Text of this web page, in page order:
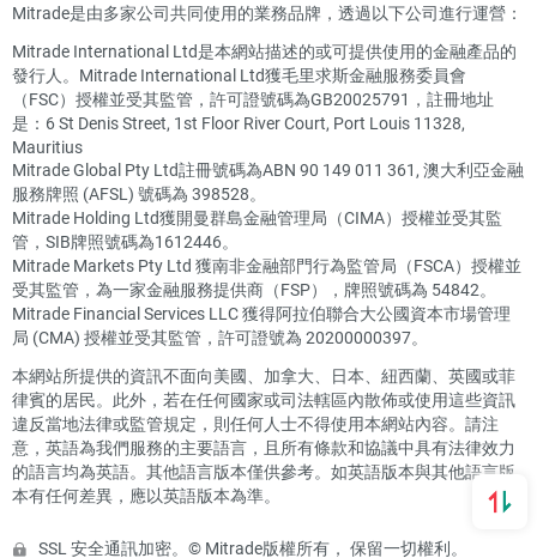
Mitrade是由多家公司共同使用的業務品牌，透過以下公司進行運營：
Mitrade International Ltd是本網站描述的或可提供使用的金融產品的
發行人。Mitrade International Ltd獲毛里求斯金融服務委員會
（FSC）授權並受其監管，許可證號碼為GB20025791，註冊地址
是：6 St Denis Street, 1st Floor River Court, Port Louis 11328,
Mauritius
Mitrade Global Pty Ltd註冊號碼為ABN 90 149 011 361, 澳大利亞金融
服務牌照 (AFSL) 號碼為 398528。
Mitrade Holding Ltd獲開曼群島金融管理局（CIMA）授權並受其監
管，SIB牌照號碼為1612446。
Mitrade Markets Pty Ltd 獲南非金融部門行為監管局（FSCA）授權並
受其監管，為一家金融服務提供商（FSP），牌照號碼為 54842。
Mitrade Financial Services LLC 獲得阿拉伯聯合大公國資本市場管理
局 (CMA) 授權並受其監管，許可證號為 20200000397。
本網站所提供的資訊不面向美國、加拿大、日本、紐西蘭、英國或菲
律賓的居民。此外，若在任何國家或司法轄區內散佈或使用這些資訊
違反當地法律或監管規定，則任何人士不得使用本網站內容。請注
意，英語為我們服務的主要語言，且所有條款和協議中具有法律效力
的語言均為英語。其他語言版本僅供參考。如英語版本與其他語言版
本有任何差異，應以英語版本為準。
SSL 安全通訊加密。© Mitrade版權所有， 保留一切權利。